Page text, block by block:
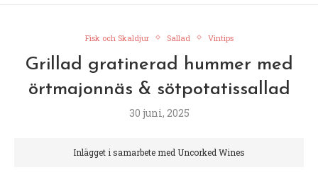
Fisk och Skaldjur Sallad Vintips
Grillad gratinerad hummer med
örtmajonnäs & sötpotatissallad
30 juni, 2025
Inlägget i samarbete med Uncorked Wines